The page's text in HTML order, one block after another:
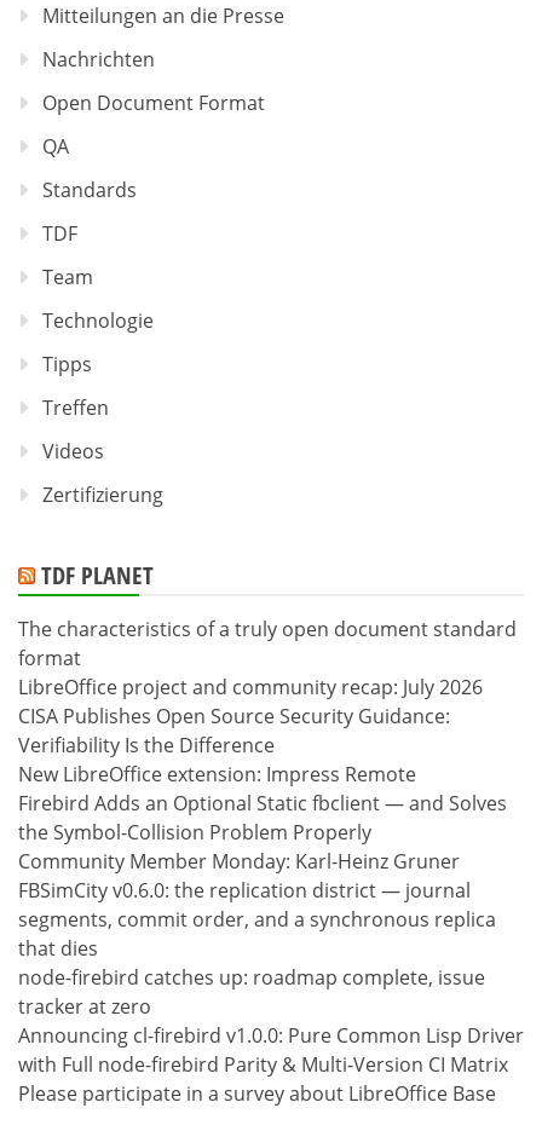
Mitteilungen an die Presse
Nachrichten
Open Document Format
QA
Standards
TDF
Team
Technologie
Tipps
Treffen
Videos
Zertifizierung
TDF PLANET
The characteristics of a truly open document standard
format
LibreOffice project and community recap: July 2026
CISA Publishes Open Source Security Guidance:
Verifiability Is the Difference
New LibreOffice extension: Impress Remote
Firebird Adds an Optional Static fbclient — and Solves
the Symbol-Collision Problem Properly
Community Member Monday: Karl-Heinz Gruner
FBSimCity v0.6.0: the replication district — journal
segments, commit order, and a synchronous replica
that dies
node-firebird catches up: roadmap complete, issue
tracker at zero
Announcing cl-firebird v1.0.0: Pure Common Lisp Driver
with Full node-firebird Parity & Multi-Version CI Matrix
Please participate in a survey about LibreOffice Base